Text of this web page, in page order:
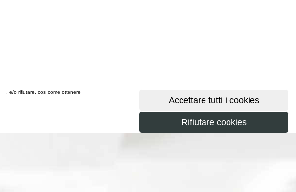
, e/o rifiutare, cosi come ottenere